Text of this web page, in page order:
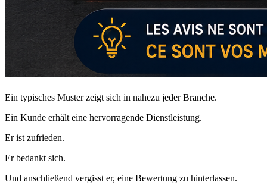
Ein typisches Muster zeigt sich in nahezu jeder Branche.
Ein Kunde erhält eine hervorragende Dienstleistung.
Er ist zufrieden.
Er bedankt sich.
Und anschließend vergisst er, eine Bewertung zu hinterlassen.